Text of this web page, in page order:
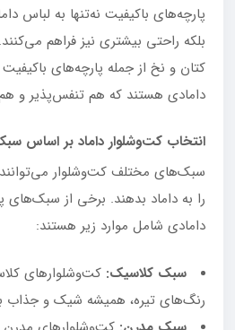
پارچه‌های باکیفیت نه‌تنها به لباس
بلکه راحتی بیشتری نیز فراهم
کتان و نخ از جمله پارچه‌های
دامادی هستند که هم تنفس‌پذیر و
انتخاب کت‌وشلوار داماد بر اساس
سبک‌های مختلف کت‌وشلوار
را به داماد بدهند. برخی از سبک‌های
دامادی شامل موارد زیر هستند:
سبک کلاسیک: کت‌وشلوارهای
رنگ‌های تیره، همیشه شیک و جذاب